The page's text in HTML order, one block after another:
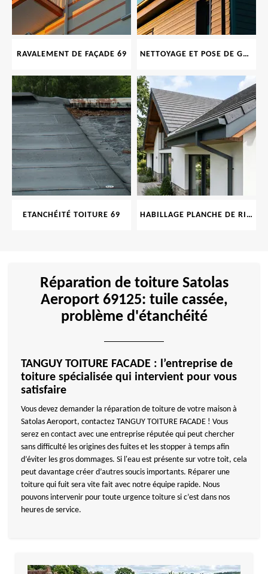
RAVALEMENT DE FAÇADE 69 NETTOYAGE ET POSE DE GOUTTIÈRE 69
ETANCHÉITÉ TOITURE 69 HABILLAGE PLANCHE DE RIVE 69
Réparation de toiture Satolas
Aeroport 69125: tuile cassée,
problème d'étanchéité
TANGUY TOITURE FACADE : l’entreprise de
toiture spécialisée qui intervient pour vous
satisfaire
Vous devez demander la réparation de toiture de votre maison à
Satolas Aeroport, contactez TANGUY TOITURE FACADE ! Vous
serez en contact avec une entreprise réputée qui peut chercher
sans difficulté les origines des fuites et les stopper à temps afin
d’éviter les gros dommages. Si l'eau est présente sur votre toit, cela
peut davantage créer d’autres soucis importants. Réparer une
toiture qui fuit sera vite fait avec notre équipe rapide. Nous
pouvons intervenir pour toute urgence toiture si c’est dans nos
heures de service.